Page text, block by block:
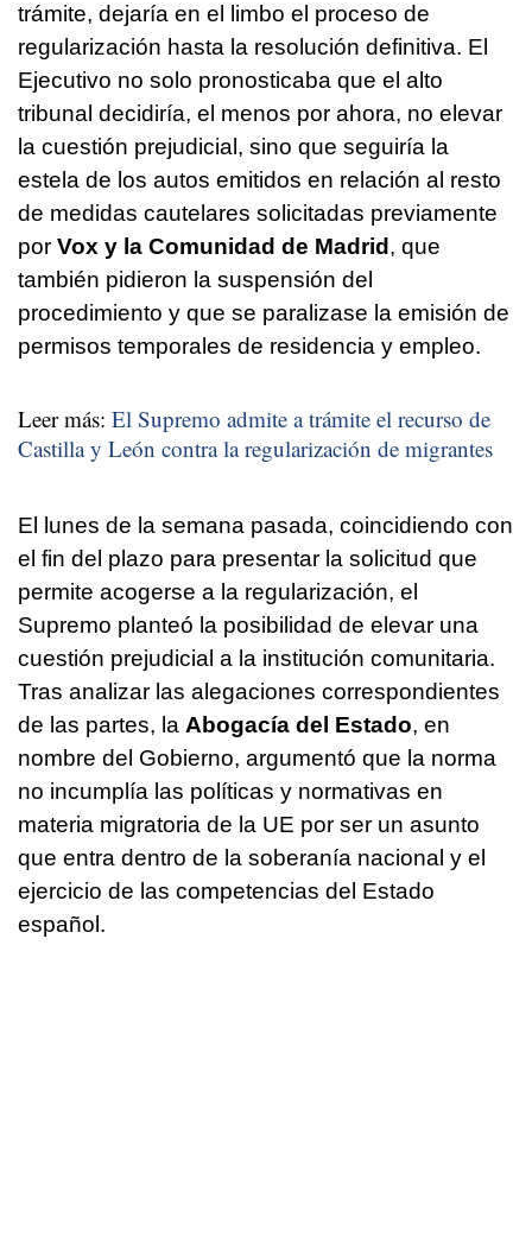
trámite, dejaría en el limbo el proceso de
regularización hasta la resolución definitiva. El
Ejecutivo no solo pronosticaba que el alto
tribunal decidiría, el menos por ahora, no elevar
la cuestión prejudicial, sino que seguiría la
estela de los autos emitidos en relación al resto
de medidas cautelares solicitadas previamente
por Vox y la Comunidad de Madrid , que
también pidieron la suspensión del
procedimiento y que se paralizase la emisión de
permisos temporales de residencia y empleo.
Leer más: El Supremo admite a trámite el recurso de
Castilla y León contra la regularización de migrantes
El lunes de la semana pasada, coincidiendo con
el fin del plazo para presentar la solicitud que
permite acogerse a la regularización, el
Supremo planteó la posibilidad de elevar una
cuestión prejudicial a la institución comunitaria.
Tras analizar las alegaciones correspondientes
de las partes, la Abogacía del Estado, en
nombre del Gobierno, argumentó que la norma
no incumplía las políticas y normativas en
materia migratoria de la UE por ser un asunto
que entra dentro de la soberanía nacional y el
ejercicio de las competencias del Estado
español.